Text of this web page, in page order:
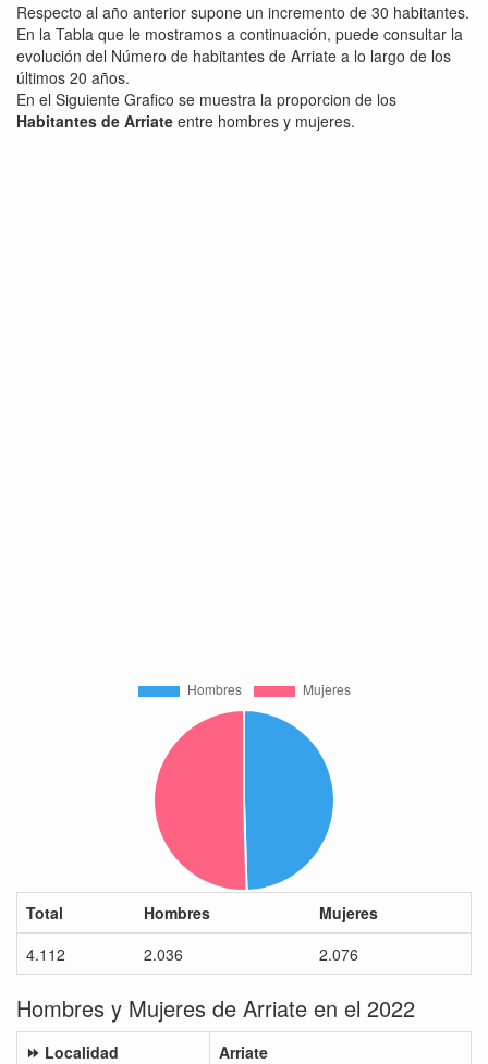
Respecto al año anterior supone un incremento de 30 habitantes.
En la Tabla que le mostramos a continuación, puede consultar la
evolución del Número de habitantes de Arriate a lo largo de los
últimos 20 años.
En el Siguiente Grafico se muestra la proporcion de los
Habitantes de Arriate entre hombres y mujeres.
Total Hombres
Mujeres
4.112
2.036 2.076
Hombres y Mujeres de Arriate en el 2022
⏩ Localidad Arriate